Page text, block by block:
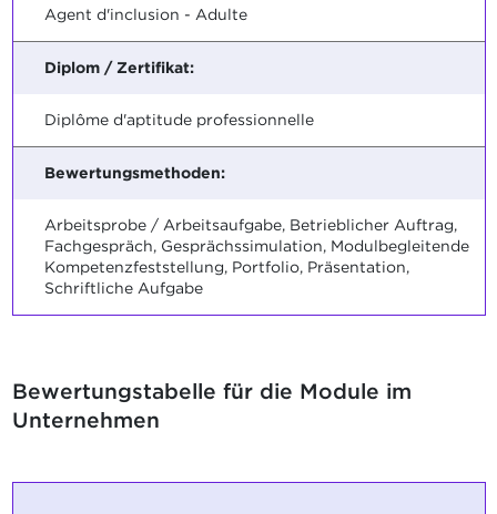
Agent d'inclusion - Adulte
Diplom / Zertifikat:
Diplôme d'aptitude professionnelle
Bewertungsmethoden:
Arbeitsprobe / Arbeitsaufgabe, Betrieblicher Auftrag,
Fachgespräch, Gesprächssimulation, Modulbegleitende
Kompetenzfeststellung, Portfolio, Präsentation,
Schriftliche Aufgabe
Bewertungstabelle für die Module im
Unternehmen